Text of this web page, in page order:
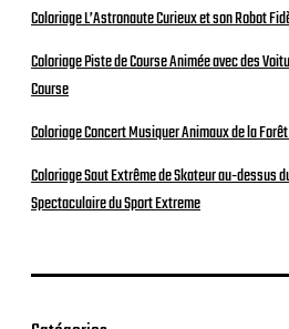
Coloriage L’Astronaute Curieux et son Robot
Coloriage Piste de Course Animée avec des
Course
Coloriage Concert Musiquer Animaux de la
Coloriage Saut Extrême de Skateur au-dessus
Spectaculaire du Sport Extreme